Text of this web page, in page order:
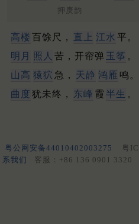
押庚韵
高楼 百馀尺， 直上 江水 平。
明月
照人 苦，开帘弹 玉筝 。
山高 猿狖 急， 天静 鸿雁 鸣。
曲度 犹未终， 东峰 霞 半生 。
粤公网安备44010402003275 粤
系我们
客服：+86 136 0901 3320